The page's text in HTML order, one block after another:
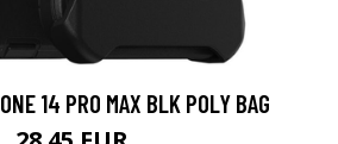
14 PRO MAX BLK POLY BAG